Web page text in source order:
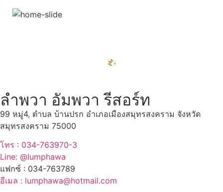
ลำพวา อัมพวา รีสอร์ท
99 หมู่4, ตำบล บ้านปรก อำเภอเมืองสมุทรสงคราม จังหวัด
สมุทรสงคราม 75000
โทร : 034-763970-3
Line: @lumphawa
แฟกซ์ : 034-763789
อีเมล : lumphawa@hotmail.com